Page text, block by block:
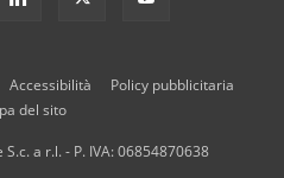
Accessibilità
Policy pubblicitaria
del sito
a r.l. - P. IVA: 06854870638